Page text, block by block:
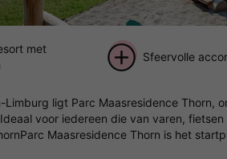
met
Sfeervolle
Limburg ligt Parc Maasresidence Thorn,
voor iedereen die van varen,
Maasresidence Thorn is het